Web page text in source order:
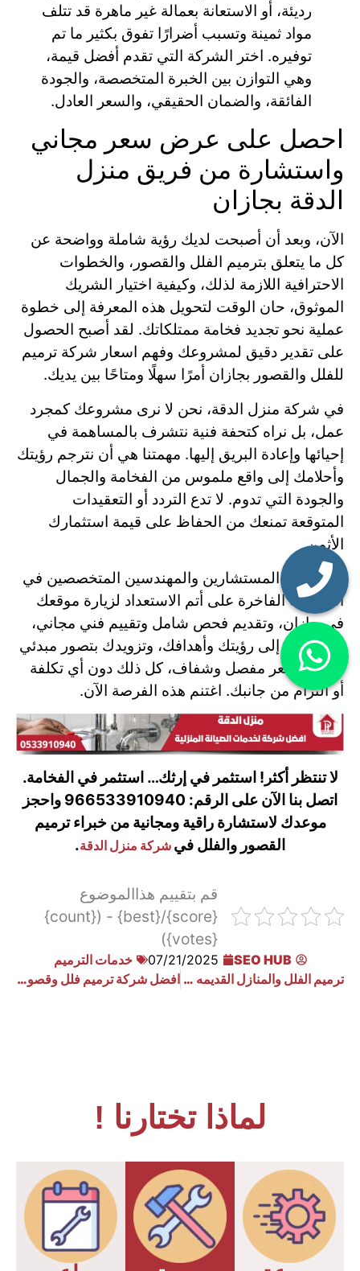
رديئة، أو الاستعانة بعمالة غير ماهرة قد تتلف
مواد ثمينة وتسبب أضرارًا تفوق بكثير ما تم
توفيره. اختر الشركة التي تقدم أفضل قيمة،
وهي التوازن بين الخبرة المتخصصة، والجودة
الفائقة، والضمان الحقيقي، والسعر العادل.
احصل على عرض سعر مجاني
واستشارة من فريق منزل
الدقة بجازان
الآن، وبعد أن أصبحت لديك رؤية شاملة وواضحة عن
كل ما يتعلق بترميم الفلل والقصور، والخطوات
الاحترافية اللازمة لذلك، وكيفية اختيار الشريك
الموثوق، حان الوقت لتحويل هذه المعرفة إلى خطوة
عملية نحو تجديد فخامة ممتلكاتك. لقد أصبح الحصول
على تقدير دقيق لمشروعك وفهم اسعار شركة ترميم
للفلل والقصور بجازان أمرًا سهلًا ومتاحًا بين يديك.
في شركة منزل الدقة، نحن لا نرى مشروعك كمجرد
عمل، بل نراه كتحفة فنية نتشرف بالمساهمة في
إحيائها وإعادة البريق إليها. مهمتنا هي أن نترجم رؤيتك
وأحلامك إلى واقع ملموس من الفخامة والجمال
والجودة التي تدوم. لا تدع التردد أو التعقيدات
المتوقعة تمنعك من الحفاظ على قيمة استثمارك
الأثمن.
فريقنا من المستشارين والمهندسين المتخصصين في
العقارات الفاخرة على أتم الاستعداد لزيارة موقعك
في جازان، وتقديم فحص شامل وتقييم فني مجاني،
والاستماع إلى رؤيتك وأهدافك، وتزويدك بتصور مبدئي
وعرض سعر مفصل وشفاف، كل ذلك دون أي تكلفة
أو التزام من جانبك. اغتنم هذه الفرصة الآن.
لا تنتظر أكثر! استثمر في إرثك… استثمر في الفخامة.
اتصل بنا الآن على الرقم: 966533910940 واحجز
موعدك لاستشارة راقية ومجانية من خبراء ترميم
القصور والفلل في شركة منزل الدقة.
قم بتقييم هذاالموضوع
{score}/{best} - ({count}
{votes})
SEO HUB
07/21/2025
خدمات الترميم
ترميم الفلل والمنازل القديمه بالدوادمي
افضل شركة ترميم فلل وقصور بالاحساء
لماذا تختارنا !